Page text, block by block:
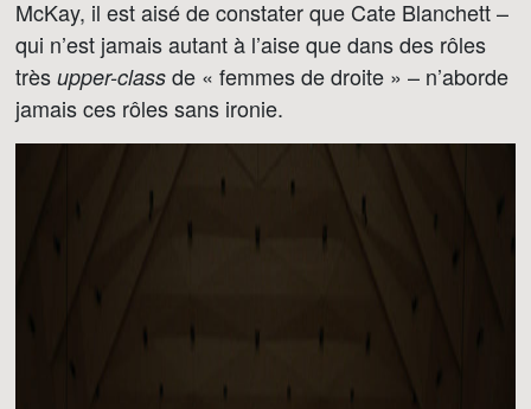
McKay, il est aisé de constater que Cate Blanchett –
qui n’est jamais autant à l’aise que dans des rôles
très upper-class de « femmes de droite » – n’aborde
jamais ces rôles sans ironie.